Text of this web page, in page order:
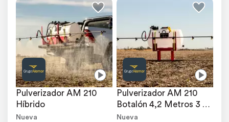
Pulverizador AM 210
Híbrido
Nueva
Pulverizador AM 210
Botalón 4,2 Metros 3
Puntos
Nueva